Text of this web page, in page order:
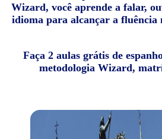
Wizard, você aprende a falar,
idioma para alcançar a fluência
Faça 2 aulas grátis de
metodologia Wizard,